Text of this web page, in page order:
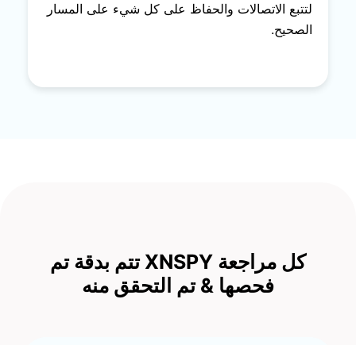
لتتبع الاتصالات والحفاظ على كل شيء على المسار
الصحيح.
كل مراجعة XNSPY تتم بدقة
تم
فحصها & تم التحقق منه